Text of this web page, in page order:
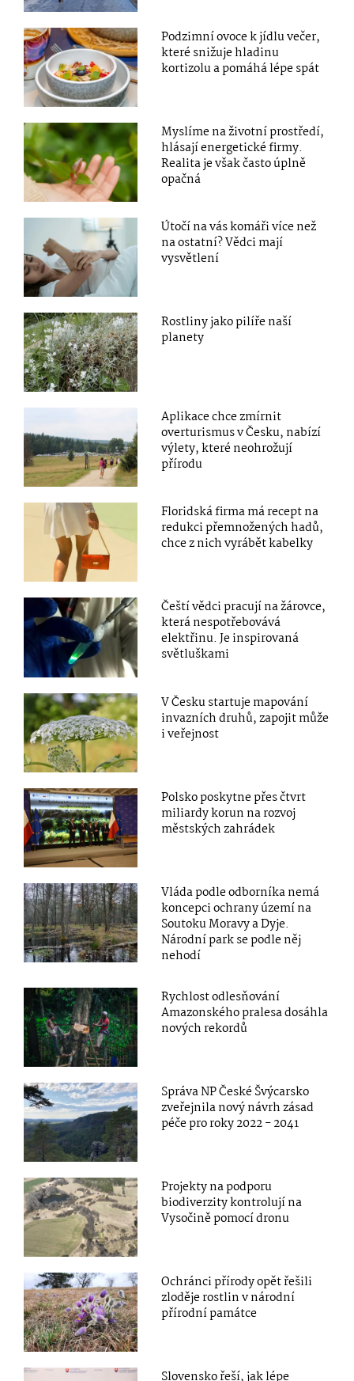
Podzimní ovoce k jídlu večer,
které snižuje hladinu
kortizolu a pomáhá lépe spát
Myslíme na životní prostředí,
hlásají energetické firmy.
Realita je však často úplně
opačná
Útočí na vás komáři více než
na ostatní? Vědci mají
vysvětlení
Rostliny jako pilíře naší
planety
Aplikace chce zmírnit
overturismus v Česku, nabízí
výlety, které neohrožují
přírodu
Floridská firma má recept na
redukci přemnožených hadů,
chce z nich vyrábět kabelky
Čeští vědci pracují na žárovce,
která nespotřebovává
elektřinu. Je inspirovaná
světluškami
V Česku startuje mapování
invazních druhů, zapojit může
i veřejnost
Polsko poskytne přes čtvrt
miliardy korun na rozvoj
městských zahrádek
Vláda podle odborníka nemá
koncepci ochrany území na
Soutoku Moravy a Dyje.
Národní park se podle něj
nehodí
Rychlost odlesňování
Amazonského pralesa dosáhla
nových rekordů
Správa NP České Švýcarsko
zveřejnila nový návrh zásad
péče pro roky 2022 - 2041
Projekty na podporu
biodiverzity kontrolují na
Vysočině pomocí dronu
Ochránci přírody opět řešili
zloděje rostlin v národní
přírodní památce
Slovensko řeší, jak lépe